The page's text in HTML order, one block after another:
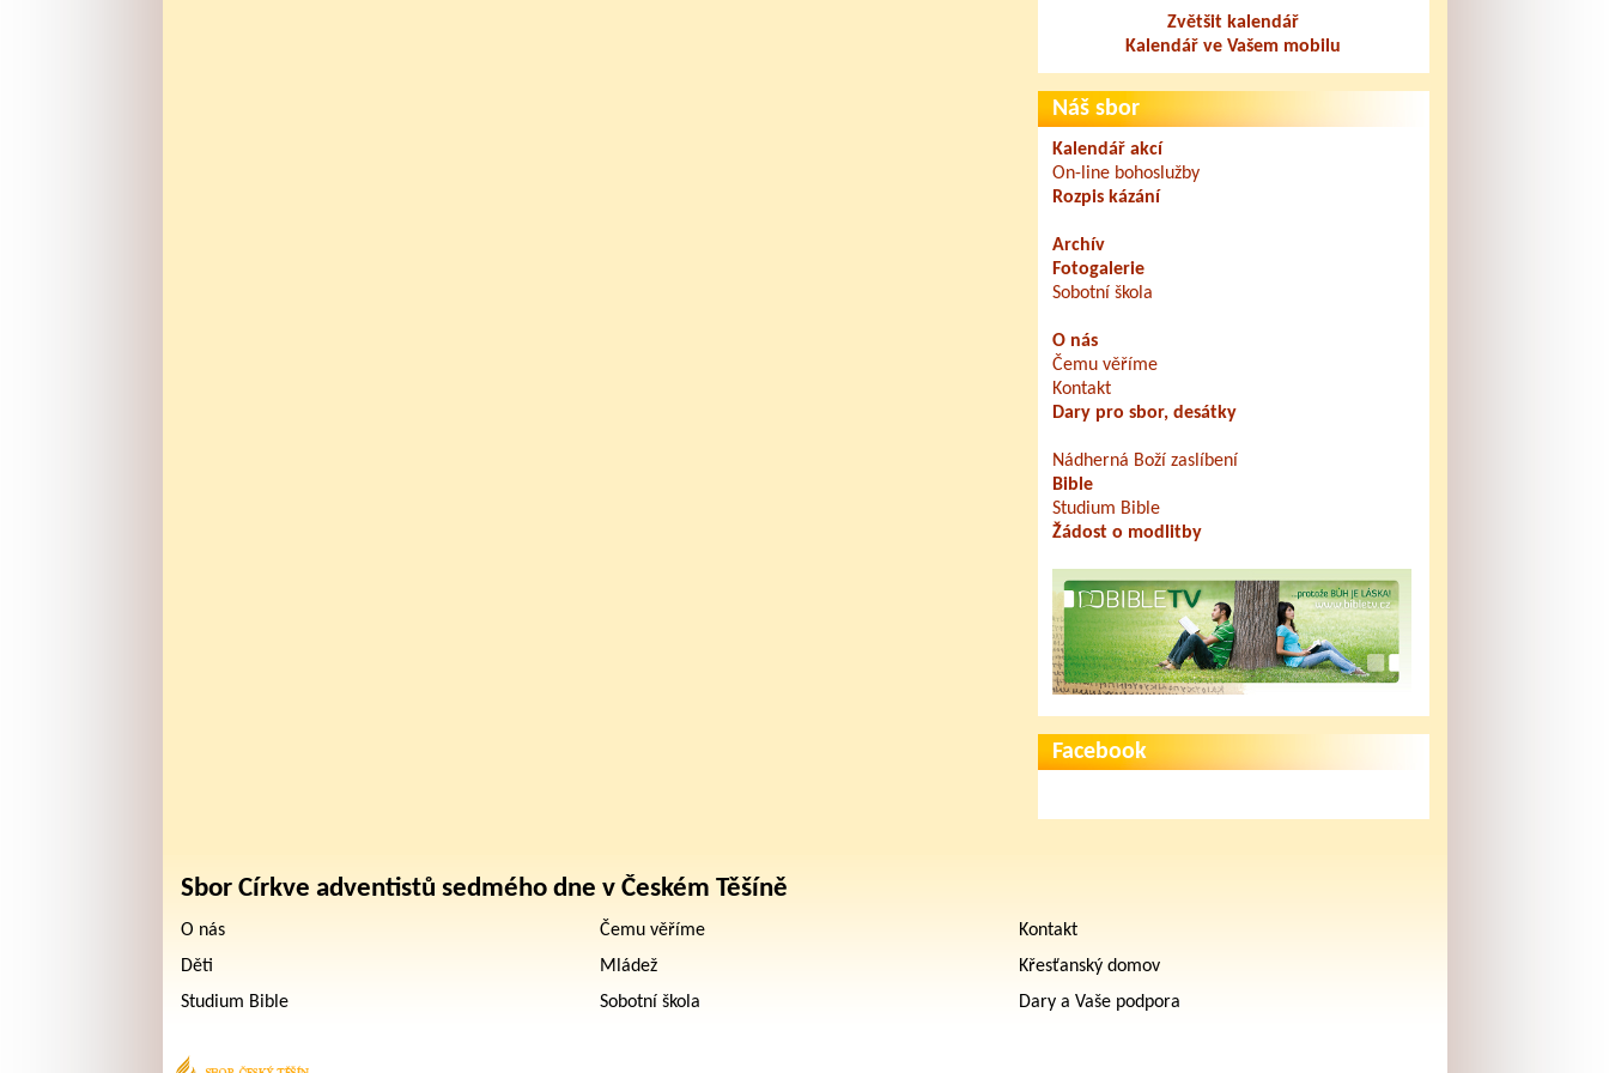
Zvětšit kalendář
Kalendář ve Vašem mobilu
Náš sbor
Kalendář akcí
On-line bohoslužby
Rozpis kázání
Archív
Fotogalerie
Sobotní škola
O nás
Čemu věříme
Kontakt
Dary pro sbor, desátky
Nádherná Boží zaslíbení
Bible
Studium Bible
Žádost o modlitby
Facebook
Sbor Církve adventistů sedmého dne v Českém Těšíně
O nás Čemu věříme
Kontakt
Děti
Mládež
Křesťanský domov
Studium Bible
Sobotní škola Dary a Vaše podpora